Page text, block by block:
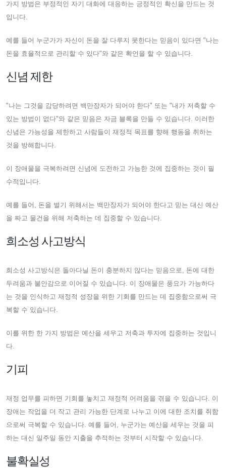
가지 방법은 부정적인 자기 대화에 대응하는 긍정적인 확신을 만드는 것
입니다.
예를 들어 누군가가 자신이 돈을 잘 다루지 못한다는 믿음이 있다면 "나는
돈을 효율적으로 관리할 수 있다"와 같은 확언을 할 수 있습니다.
신념 제한
"나는 그것을 감당하려면 백만장자가 되어야 한다" 또는 "내가 저축할 수
있는 방법이 없다"와 같은 믿음은 자금 블록을 만들 수 있습니다. 이러한
신념은 가능성을 제한하고 사람들이 재정적 목표를 향해 행동을 취하는
것을 방해합니다.
이 장애물을 극복하려면 신념에 도전하고 가능한 것에 집중하는 것이 필
수적입니다.
예를 들어, 돈을 벌기 위해서는 백만장자가 되어야 한다고 믿는 대신 예산
을 짜고 물건을 위해 저축하는 데 집중할 수 있습니다.
희소성 사고방식
희소성 사고방식은 돌아다닐 돈이 충분하지 않다는 믿음으로, 돈에 대한
두려움과 불안감으로 이어질 수 있습니다. 이 장애물은 풍요가 가능하다
는 것을 인식하고 재정적 성장을 위한 기회를 만드는 데 집중함으로써 극
복할 수 있습니다.
이를 위한 한 가지 방법은 예산을 세우고 저축과 투자에 집중하는 것입니
다.
기피
재정 업무를 피하면 기회를 놓치고 재정적 어려움을 겪을 수 있습니다. 이
장애는 작업을 더 작고 관리 가능한 단계로 나누고 이에 대한 조치를 취함
으로써 극복할 수 있습니다. 예를 들어, 누군가는 예산을 세우는 것을 피
하는 대신 일주일 동안 지출을 추적하는 것부터 시작할 수 있습니다.
불확실성